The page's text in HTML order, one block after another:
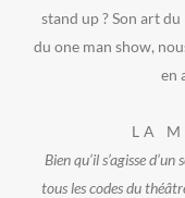
stand up ? Son art
du one man show,
en
LA
Bien qu’il s’agisse
tous les codes du